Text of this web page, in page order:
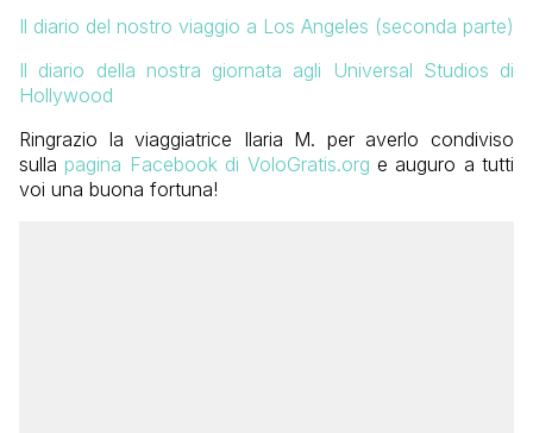
Il diario del nostro viaggio a Los Angeles (seconda parte)
Il diario della nostra giornata agli Universal Studios di
Hollywood
Ringrazio la viaggiatrice Ilaria M. per averlo condiviso
sulla pagina Facebook di VoloGratis.org e auguro a tutti
voi una buona fortuna!